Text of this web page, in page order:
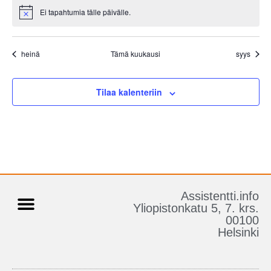
Notice Ei tapahtumia tälle päivälle.
heinä Tämä kuukausi syys
Tilaa kalenteriin
Assistentti.info
Yliopistonkatu 5, 7. krs.
00100
Helsinki